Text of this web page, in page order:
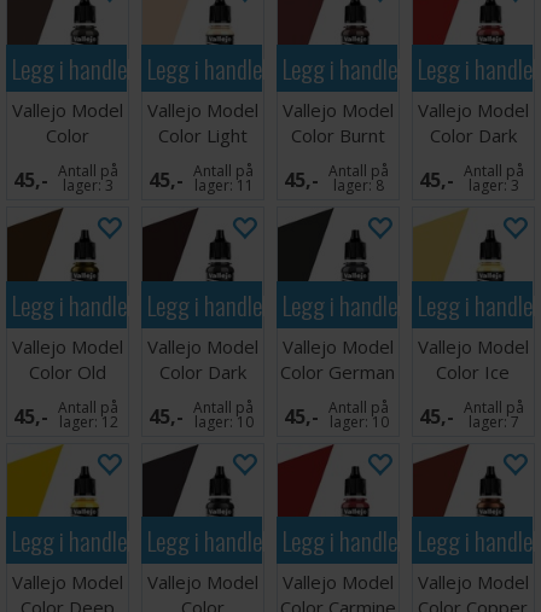
Legg i handlekurven
Vallejo Model
Color
Chocolate
Brown
45,- Antall på
lager:3
Legg i handlekurven
Vallejo Model
Color Light
Flesh 17ml
45,- Antall på
lager: 11
Legg i handlekurven
Vallejo Model
Color Burnt
Red 17ml
45,- Antall på
lager:8
Legg i
Vallejo Model
Color Dark
Vermilion
17ml
45,- Antall på
lager:3
Legg i handlekurven
Vallejo Model
Color Old
Gold 17ml
45,- Antall på
lager: 12
Legg i handlekurven
Vallejo Model
Color Dark
Rust
45,- Antall på
lager: 10
Legg i handlekurven
Vallejo Model
Color German
Grey
45,- Antall på
lager: 10
Legg i
Vallejo Model
Color Ice
Yellow
45,- Antall på
lager:7
Legg i handlekurven
Vallejo Model
Legg i handlekurven
Vallejo Model
Legg i handlekurven
Vallejo Model
Legg i
Vallejo Model